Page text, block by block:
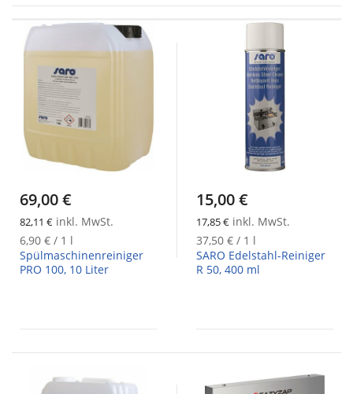
69,00 €
82,11 € inkl. MwSt.
6,90 € / 1 l
Spülmaschinenreiniger
PRO 100, 10 Liter
15,00 €
17,85 € inkl. MwSt.
37,50 € / 1 l
SARO Edelstahl-Reiniger
R 50, 400 ml